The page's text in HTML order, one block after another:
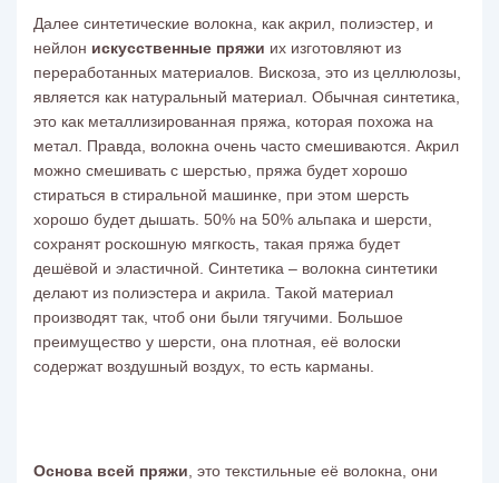
Далее синтетические волокна, как акрил, полиэстер, и
нейлон искусственные пряжи их изготовляют из
переработанных материалов. Вискоза, это из целлюлозы,
является как натуральный материал. Обычная синтетика,
это как металлизированная пряжа, которая похожа на
метал. Правда, волокна очень часто смешиваются. Акрил
можно смешивать с шерстью, пряжа будет хорошо
стираться в стиральной машинке, при этом шерсть
хорошо будет дышать. 50% на 50% альпака и шерсти,
сохранят роскошную мягкость, такая пряжа будет
дешёвой и эластичной. Синтетика – волокна синтетики
делают из полиэстера и акрила. Такой материал
производят так, чтоб они были тягучими. Большое
преимущество у шерсти, она плотная, её волоски
содержат воздушный воздух, то есть карманы.
Основа всей пряжи , это текстильные её волокна, они